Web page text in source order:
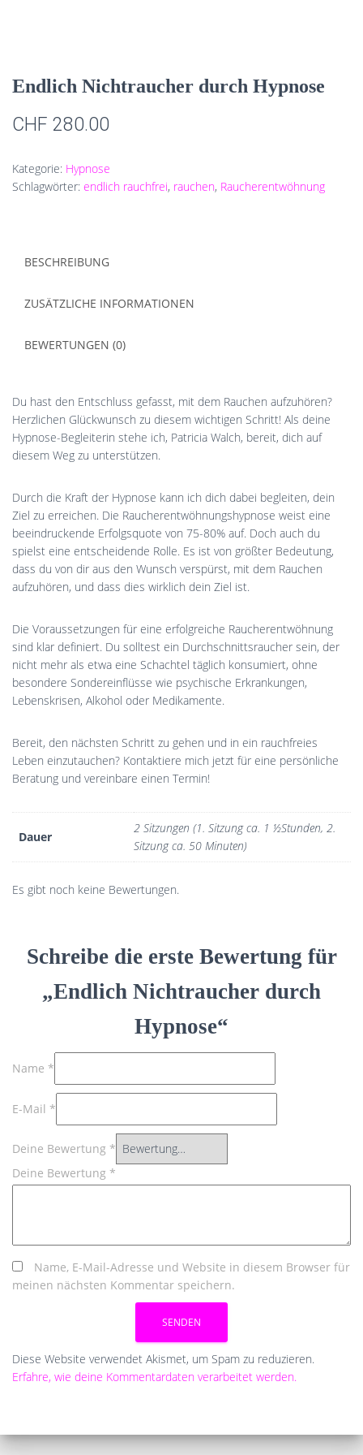
Endlich Nichtraucher durch Hypnose
CHF 280.00
Kategorie: Hypnose
Schlagwörter: endlich rauchfrei, rauchen, Raucherentwöhnung
BESCHREIBUNG
ZUSÄTZLICHE INFORMATIONEN
BEWERTUNGEN (0)
Du hast den Entschluss gefasst, mit dem Rauchen aufzuhören?
Herzlichen Glückwunsch zu diesem wichtigen Schritt! Als deine
Hypnose-Begleiterin stehe ich, Patricia Walch, bereit, dich auf
diesem Weg zu unterstützen.
Durch die Kraft der Hypnose kann ich dich dabei begleiten, dein
Ziel zu erreichen. Die Raucherentwöhnungshypnose weist eine
beeindruckende Erfolgsquote von 75-80% auf. Doch auch du
spielst eine entscheidende Rolle. Es ist von größter Bedeutung,
dass du von dir aus den Wunsch verspürst, mit dem Rauchen
aufzuhören, und dass dies wirklich dein Ziel ist.
Die Voraussetzungen für eine erfolgreiche Raucherentwöhnung
sind klar definiert. Du solltest ein Durchschnittsraucher sein, der
nicht mehr als etwa eine Schachtel täglich konsumiert, ohne
besondere Sondereinflüsse wie psychische Erkrankungen,
Lebenskrisen, Alkohol oder Medikamente.
Bereit, den nächsten Schritt zu gehen und in ein rauchfreies
Leben einzutauchen? Kontaktiere mich jetzt für eine persönliche
Beratung und vereinbare einen Termin!
Dauer
2 Sitzungen (1. Sitzung ca. 1 ½Stunden, 2.
Sitzung ca. 50 Minuten)
Es gibt noch keine Bewertungen.
Schreibe die erste Bewertung für
„Endlich Nichtraucher durch
Hypnose“
Name *
E-Mail *
Deine Bewertung *
Deine Bewertung *
Name, E-Mail-Adresse und Website in diesem Browser für
meinen nächsten Kommentar speichern.
Diese Website verwendet Akismet, um Spam zu reduzieren.
Erfahre, wie deine Kommentardaten verarbeitet werden.